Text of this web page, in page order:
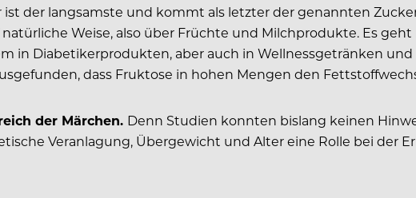
der langsamste und kommt als letzter der genannten
Weise, also über Früchte und Milchprodukte. Es
in Diabetikerprodukten, aber auch in Wellnessgetränken
dass Fruktose in hohen Mengen den
der Märchen. Denn Studien konnten bislang keinen
Veranlagung, Übergewicht und Alter eine Rolle bei der